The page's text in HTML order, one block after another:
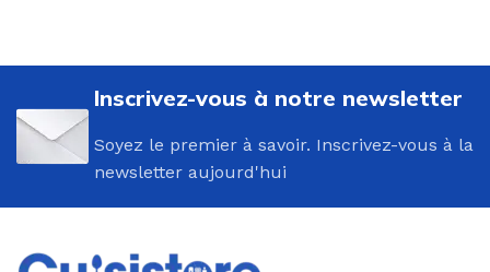
Inscrivez-vous à notre newsletter
Soyez le premier à savoir. Inscrivez-vous à la
newsletter aujourd'hui